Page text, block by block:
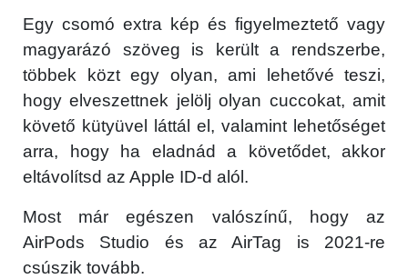
Egy csomó extra kép és figyelmeztető vagy
magyarázó szöveg is került a rendszerbe,
többek közt egy olyan, ami lehetővé teszi,
hogy elveszettnek jelölj olyan cuccokat, amit
követő kütyüvel láttál el, valamint lehetőséget
arra, hogy ha eladnád a követődet, akkor
eltávolítsd az Apple ID-d alól.
Most már egészen valószínű, hogy az
AirPods Studio és az AirTag is 2021-re
csúszik tovább.
×